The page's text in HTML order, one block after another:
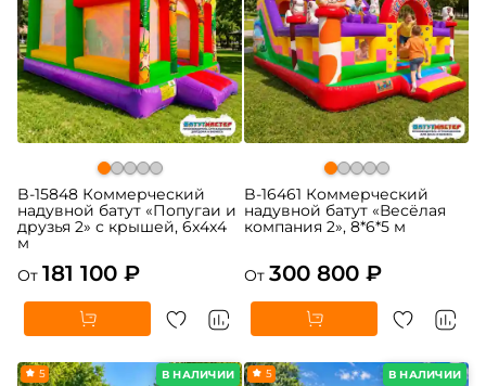
B-15848 Коммерческий
надувной батут «Попугаи и
друзья 2» с крышей, 6x4x4
м
От 181 100 ₽
B-16461 Коммерческий
надувной батут «Весёлая
компания 2», 8*6*5 м
От 300 800 ₽
В НАЛИЧИИ
5 В НАЛИЧИИ
5